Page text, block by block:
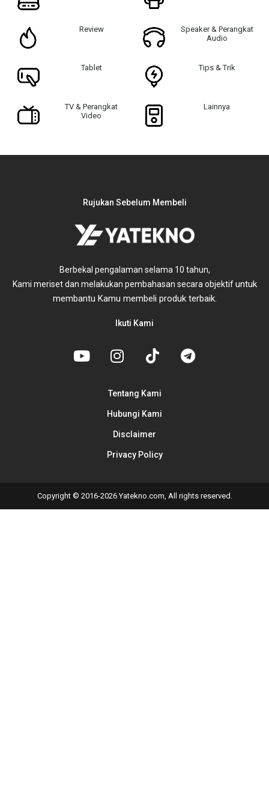
Review
Speaker & Perangkat
Audio
Tablet Tips & Trik
TV & Perangkat
Video
Lainnya
Rujukan Sebelum Membeli
Berbekal pengalaman selama 10 tahun,
Kami meriset dan melakukan pembahasan secara objektifuntuk
membantu Kamu membeli produk terbaik.
Ikuti Kami
Tentang Kami
Hubungi Kami
Disclaimer
Privacy Policy
Copyright © 2016-2026 Yatekno.com, All rights reserved.